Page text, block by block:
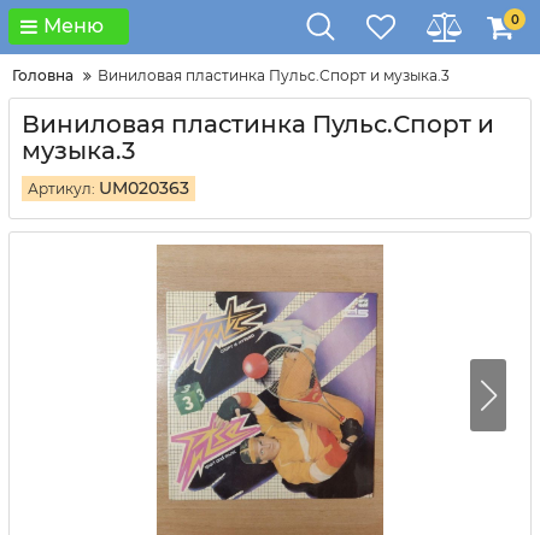
Меню 0
Головна Виниловая пластинка Пульс.Спорт и музыка.3
Виниловая пластинка Пульс.Спорт и
музыка.3
Артикул: UM020363